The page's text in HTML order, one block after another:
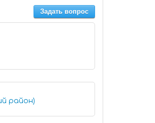
Задать вопрос
район)